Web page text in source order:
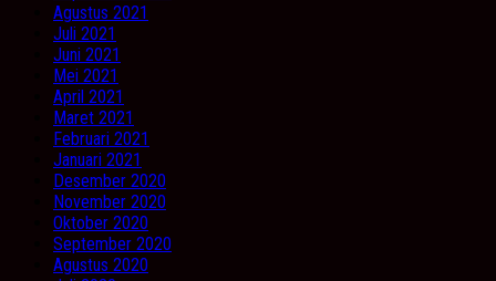
Agustus 2021
Juli 2021
Juni 2021
Mei 2021
April 2021
Maret 2021
Februari 2021
Januari 2021
Desember 2020
November 2020
Oktober 2020
September 2020
Agustus 2020